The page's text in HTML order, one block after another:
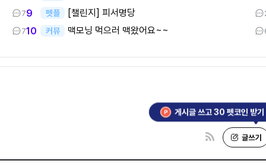
7
7
9
펫플 [챌린지] 피서명당
10 커뮤 맥모닝 먹으러 맥왔어요~~
게시글 쓰고 30 펫코인 받기